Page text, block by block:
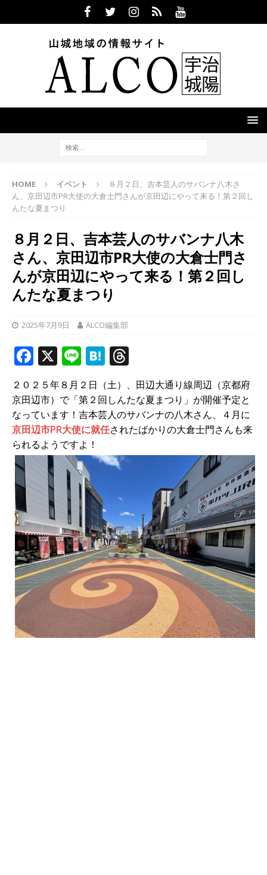
HOME イベント
８月２日、吉本芸人のサバンナ八木さ
ん、京田辺市PR大使の大倉士門さんが京田辺にやって来る！第２回し
んたな夏まつり
８月２日、吉本芸人のサバンナ八木
さん、京田辺市PR大使の大倉士門さ
んが京田辺にやって来る！第２回し
んたな夏まつり
2025年7月9日 ALCO編集部
F
a
c
e
b
o
k
X Li
n
e
H
at
e
n
a
h
r
e
a
d
２０２５年８月２日（土）、田辺大通り線周辺（京都府
京田辺市）で「第２回しんたな夏まつり」が開催予定と
なっています！吉本芸人のサバンナの八木さん、４月に
京田辺市PR大使に就任されたばかりの大倉士門さんも来
られるようですよ！